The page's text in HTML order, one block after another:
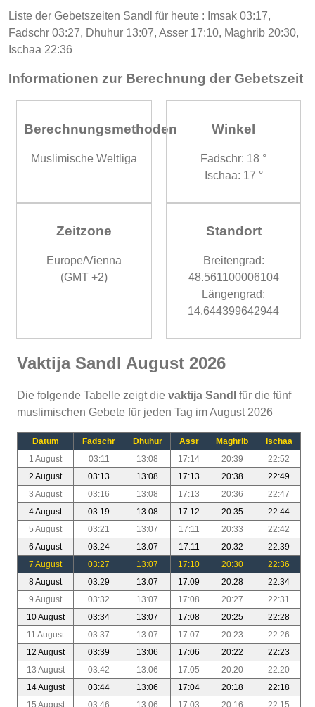
Liste der Gebetszeiten Sandl für heute : Imsak 03:17,
Fadschr 03:27, Dhuhur 13:07, Asser 17:10, Maghrib 20:30,
Ischaa 22:36
Informationen zur Berechnung der Gebetszeit
Berechnungsmethoden
Muslimische Weltliga
Winkel
Fadschr: 18 °
Ischaa: 17 °
Zeitzone
Europe/Vienna
(GMT +2)
Standort
Breitengrad:
48.561100006104
Längengrad:
14.644399642944
Vaktija Sandl August 2026
Die folgende Tabelle zeigt die vaktija Sandl
für die fünf
muslimischen Gebete für jeden Tag im August 2026
Datum Fadschr Dhuhur Assr Maghrib
Ischaa
1 August
03:11 13:08 17:14 20:39
22:52
2 August
03:13 13:08 17:13 20:38
22:49
3 August
03:16 13:08 17:13 20:36
22:47
4 August
03:19 13:08 17:12 20:35
22:44
5 August
03:21 13:07 17:11 20:33
22:42
6 August
03:24 13:07 17:11 20:32
22:39
7 August
03:27 13:07 17:10 20:30
22:36
8 August
03:29 13:07 17:09 20:28
22:34
9 August
03:32 13:07 17:08 20:27
22:31
10 August
03:34 13:07 17:08 20:25
22:28
11 August
03:37 13:07 17:07 20:23
22:26
12 August
03:39 13:06 17:06 20:22
22:23
13 August
03:42 13:06 17:05 20:20
22:20
14 August
03:44 13:06 17:04 20:18
22:18
15 August
03:46 13:06 17:03 20:16 22:15